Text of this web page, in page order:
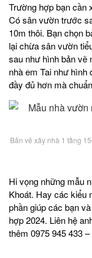
Trường hợp bạn cần
Có sân vườn trước
10m thôi. Bạn chọn
lại chừa sân vườn
sau như hình bản vẽ
nhà em Tai như hình
đầy đủ hơn mà
Bản vẽ xây nhà 1 tầng
Hi vọng những mẫu
Khoát. Hay các kiểu
phần giúp các bạn
hợp 2024. Liên hệ
thêm 0975 945 433